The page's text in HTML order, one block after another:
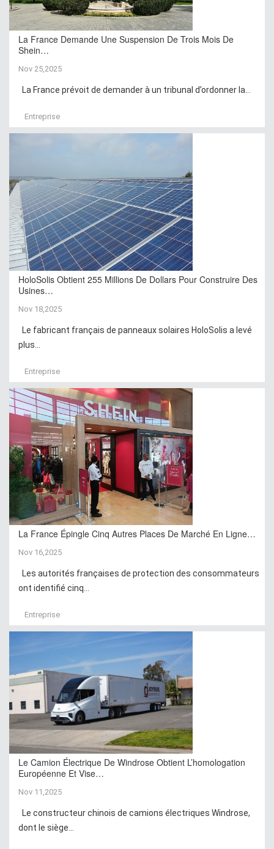
La France Demande Une Suspension De Trois Mois De
Shein…
Nov 25,2025
La France prévoit de demander à un tribunal d’ordonner la...
Entreprise
HoloSolis Obtient 255 Millions De Dollars Pour Construire Des
Usines…
Nov 18,2025
Le fabricant français de panneaux solaires HoloSolis a levé
plus...
Entreprise
La France Épingle Cinq Autres Places De Marché En Ligne…
Nov 16,2025
Les autorités françaises de protection des consommateurs
ont identifié cinq...
Entreprise
Le Camion Électrique De Windrose Obtient L’homologation
Européenne Et Vise…
Nov 11,2025
Le constructeur chinois de camions électriques Windrose,
dont le siège...